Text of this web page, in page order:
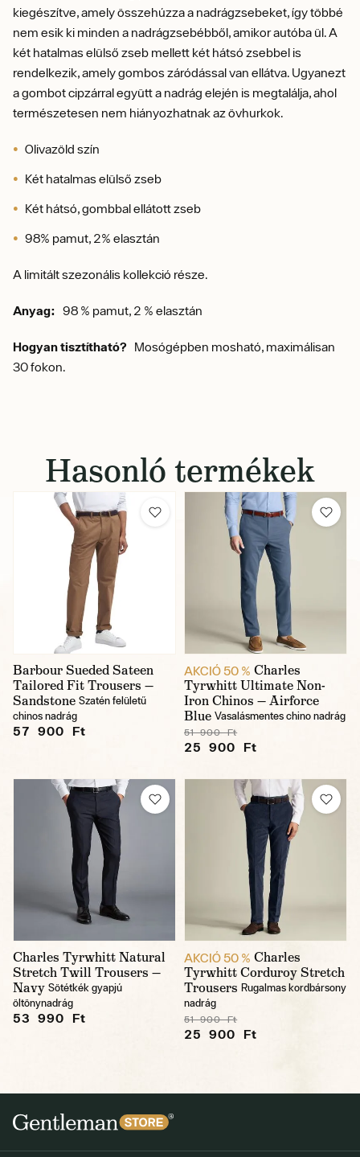
kiegészítve, amely összehúzza a nadrágzsebeket, így többé
nem esik ki minden a nadrágzsebébből, amikor autóba ül. A
két hatalmas elülső zseb mellett két hátsó zsebbel is
rendelkezik, amely gombos záródással van ellátva. Ugyanezt
a gombot cipzárral együtt a nadrág elején is megtalálja, ahol
természetesen nem hiányozhatnak az övhurkok.
Olivazöld szín
Két hatalmas elülső zseb
Két hátsó, gombbal ellátott zseb
98% pamut, 2% elasztán
A limitált szezonális kollekció része.
Anyag: 98 % pamut, 2 % elasztán
Hogyan tisztítható? Mosógépben mosható, maximálisan
30 fokon.
Hasonló termékek
Barbour Sueded Sateen
Tailored Fit Trousers —
Sandstone Szatén felületű
chinos nadrág
57 900 Ft
AKCIÓ 50 % Charles
Tyrwhitt Ultimate Non-
Iron Chinos — Airforce
Blue Vasalásmentes chino nadrág
51 900 Ft
25 900 Ft
Charles Tyrwhitt Natural
Stretch Twill Trousers —
Navy Sötétkék gyapjú
öltönynadrág
53 990 Ft
AKCIÓ 50 % Charles
Tyrwhitt Corduroy Stretch
Trousers Rugalmas kordbársony
nadrág
51 900 Ft
25 900 Ft